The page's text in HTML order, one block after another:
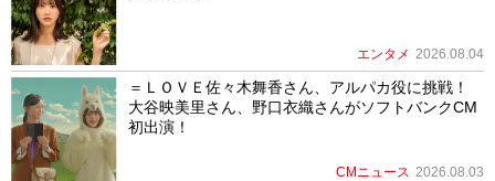
エンタメ 2026.08.04
＝ＬＯＶＥ佐々木舞香さん、アルパカ役に挑戦！
大谷映美里さん、野口衣織さんがソフトバンクCM
初出演！
CMニュース 2026.08.03